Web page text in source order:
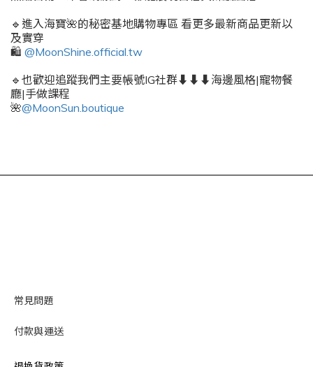
🔹進入海寶🌺的秘密基地購物專區 看更多最新商品更新以
及實穿
🛍️ @MoonShine.official.tw
🔹也歡迎追蹤我們主要帳號IG社群⬇️⬇️⬇️海邊風格|寵物餐
廳|手做課程
🌺@MoonSun.boutique
常見問題
付款與運送